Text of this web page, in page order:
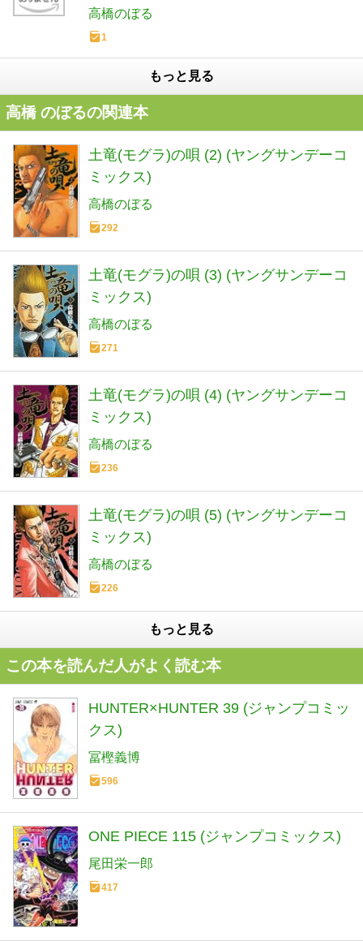
高橋のぼる
1
もっと見る
高橋 のぼるの関連本
土竜(モグラ)の唄 (2) (ヤングサンデーコ
ミックス)
高橋のぼる
292
土竜(モグラ)の唄 (3) (ヤングサンデーコ
ミックス)
高橋のぼる
271
土竜(モグラ)の唄 (4) (ヤングサンデーコ
ミックス)
高橋のぼる
236
土竜(モグラ)の唄 (5) (ヤングサンデーコ
ミックス)
高橋のぼる
226
もっと見る
この本を読んだ人がよく読む本
HUNTER×HUNTER 39 (ジャンプコミッ
クス)
冨樫義博
596
ONE PIECE 115 (ジャンプコミックス)
尾田栄一郎
417